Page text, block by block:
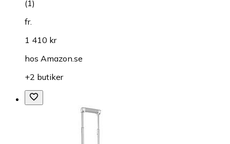
(1)
fr.
1 410 kr
hos Amazon.se
+2 butiker